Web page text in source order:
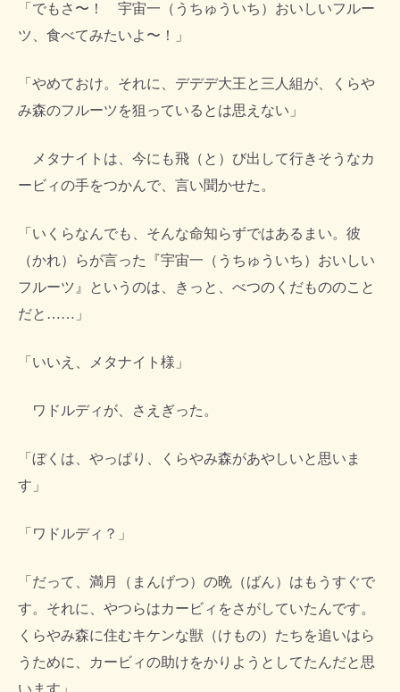
「でもさ〜！ 宇宙一（うちゅういち）おいしいフルー
ツ、食べてみたいよ〜！」
「やめておけ。それに、デデデ大王と三人組が、くらや
み森のフルーツを狙っているとは思えない」
メタナイトは、今にも飛（と）び出して行きそうなカ
ービィの手をつかんで、言い聞かせた。
「いくらなんでも、そんな命知らずではあるまい。彼
（かれ）らが言った『宇宙一（うちゅういち）おいしい
フルーツ』というのは、きっと、べつのくだもののこと
だと……」
「いいえ、メタナイト様」
ワドルディが、さえぎった。
「ぼくは、やっぱり、くらやみ森があやしいと思いま
す」
「ワドルディ？」
「だって、満月（まんげつ）の晩（ばん）はもうすぐで
す。それに、やつらはカービィをさがしていたんです。
くらやみ森に住むキケンな獣（けもの）たちを追いはら
うために、カービィの助けをかりようとしてたんだと思